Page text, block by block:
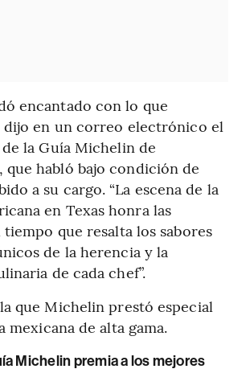
encantado con lo que
dijo en un correo electrónico el
la Guía Michelin de
que habló bajo condición de
a su cargo. “La escena de la
en Texas honra las
que resalta los sabores
de la herencia y la
de cada chef”.
que Michelin prestó especial
mexicana de alta gama.
Michelin premia a los mejores